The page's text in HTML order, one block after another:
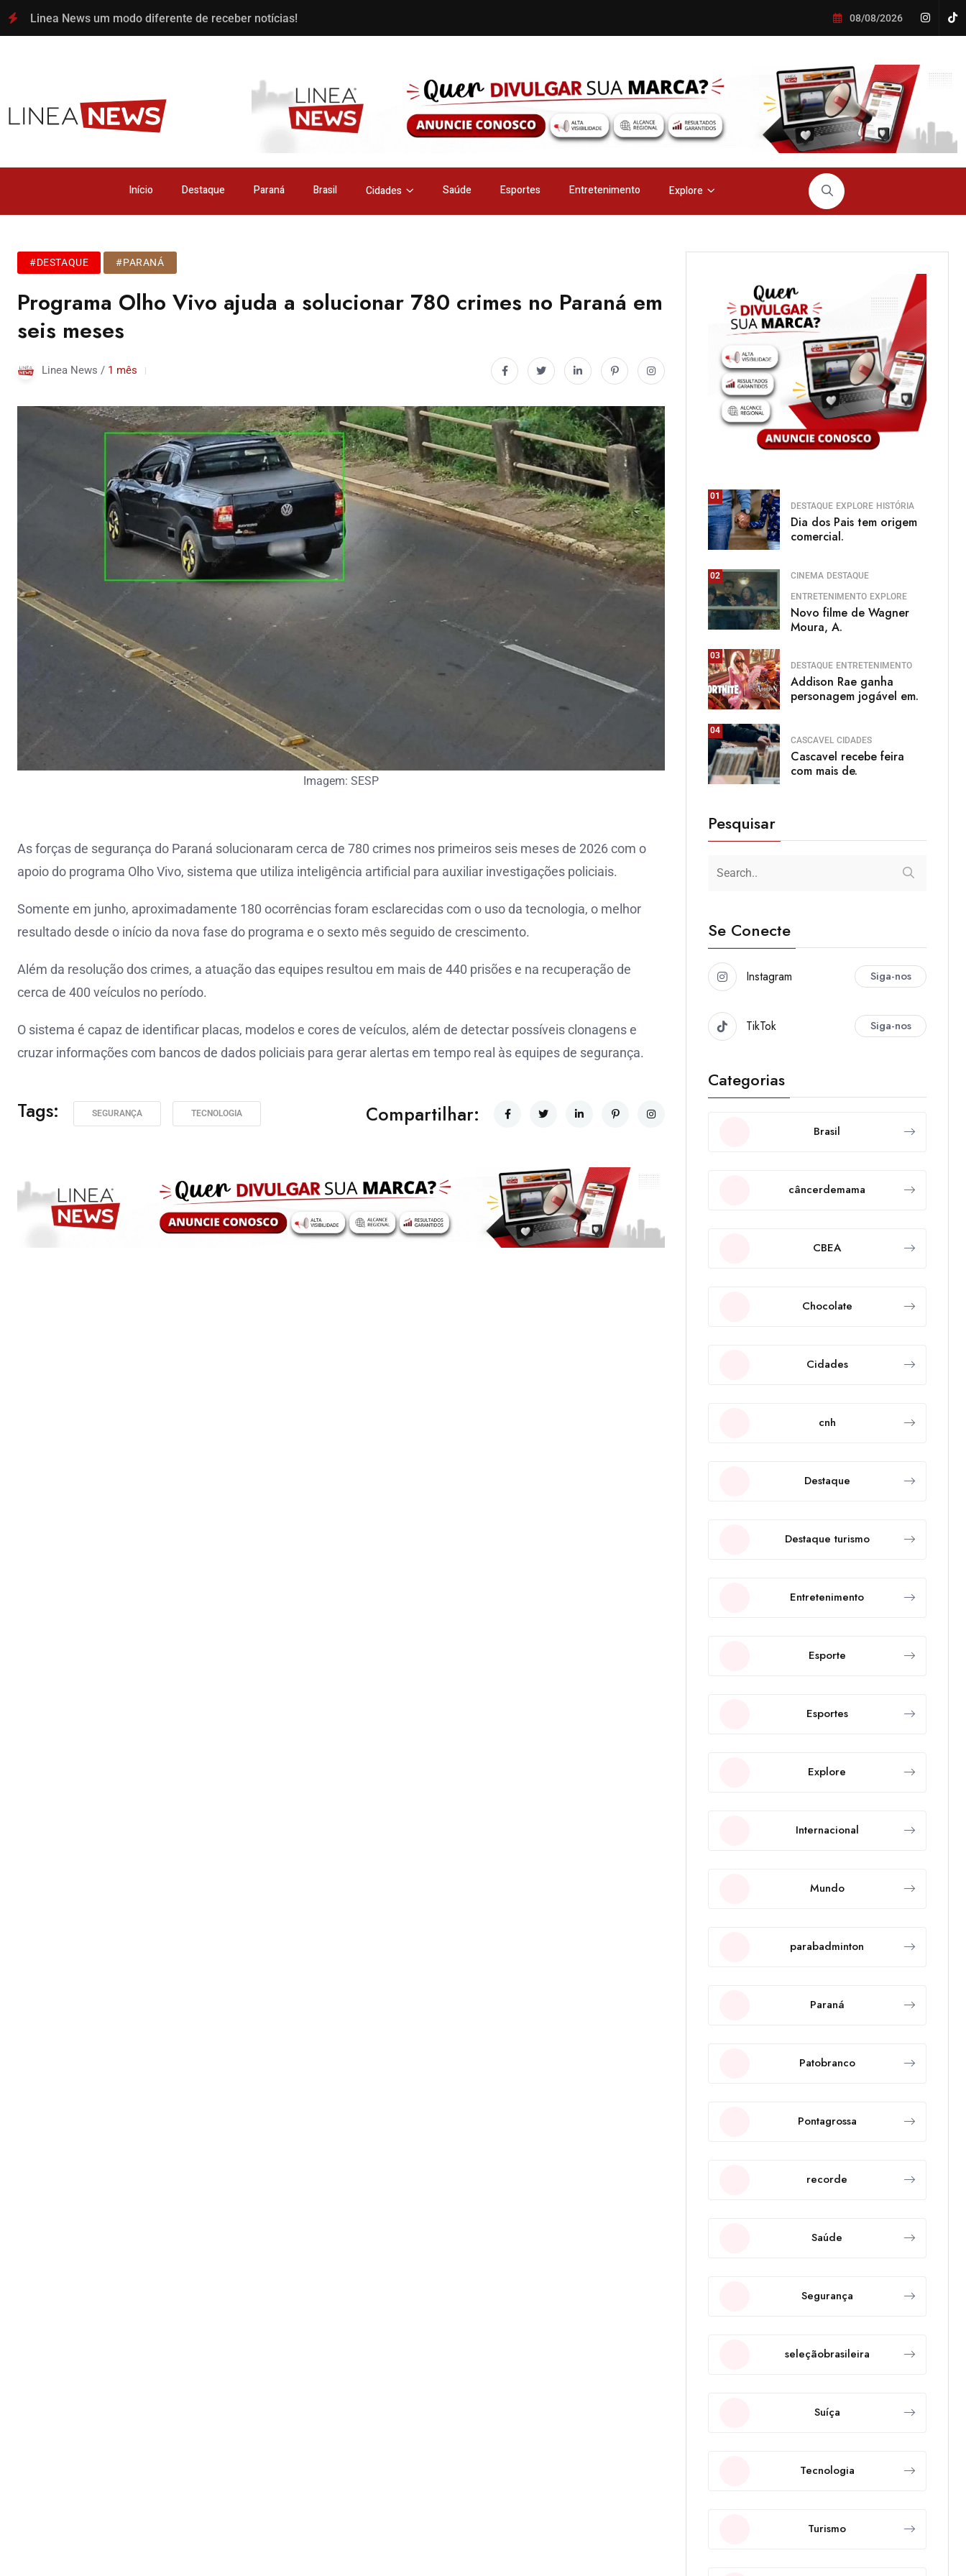
Linea News um modo diferente de receber notícias! 08/08/2026
Início Destaque Paraná Brasil Cidades Saúde Esportes Entretenimento Explore
#DESTAQUE #PARANÁ
Programa Olho Vivo ajuda a solucionar 780 crimes no Paraná em
seis meses
Linea News / 1 mês
Imagem: SESP
As forças de segurança do Paraná solucionaram cerca de 780 crimes nos primeiros seis meses de 2026 com o
apoio do programa Olho Vivo, sistema que utiliza inteligência artificial para auxiliar investigações policiais.
Somente em junho, aproximadamente 180 ocorrências foram esclarecidas com o uso da tecnologia, o melhor
resultado desde o início da nova fase do programa e o sexto mês seguido de crescimento.
Além da resolução dos crimes, a atuação das equipes resultou em mais de 440 prisões e na recuperação de
cerca de 400 veículos no período.
O sistema é capaz de identificar placas, modelos e cores de veículos, além de detectar possíveis clonagens e
cruzar informações com bancos de dados policiais para gerar alertas em tempo real às equipes de segurança.
Tags: SEGURANÇA TECNOLOGIA Compartilhar:
01
DESTAQUE EXPLORE HISTÓRIA
Dia dos Pais tem origem
comercial.
02 CINEMA DESTAQUE
ENTRETENIMENTO EXPLORE
Novo filme de Wagner
Moura, A.
03
DESTAQUE ENTRETENIMENTO
Addison Rae ganha
personagem jogável em.
04
CASCAVEL CIDADES
Cascavel recebe feira
com mais de.
Pesquisar
Se Conecte
Instagram Siga-nos
TikTok Siga-nos
Categorias
Brasil
câncerdemama
CBEA
Chocolate
Cidades
cnh
Destaque
Destaque turismo
Entretenimento
Esporte
Esportes
Explore
Internacional
Mundo
parabadminton
Paraná
Patobranco
Pontagrossa
recorde
Saúde
Segurança
seleçãobrasileira
Suíça
Tecnologia
Turismo